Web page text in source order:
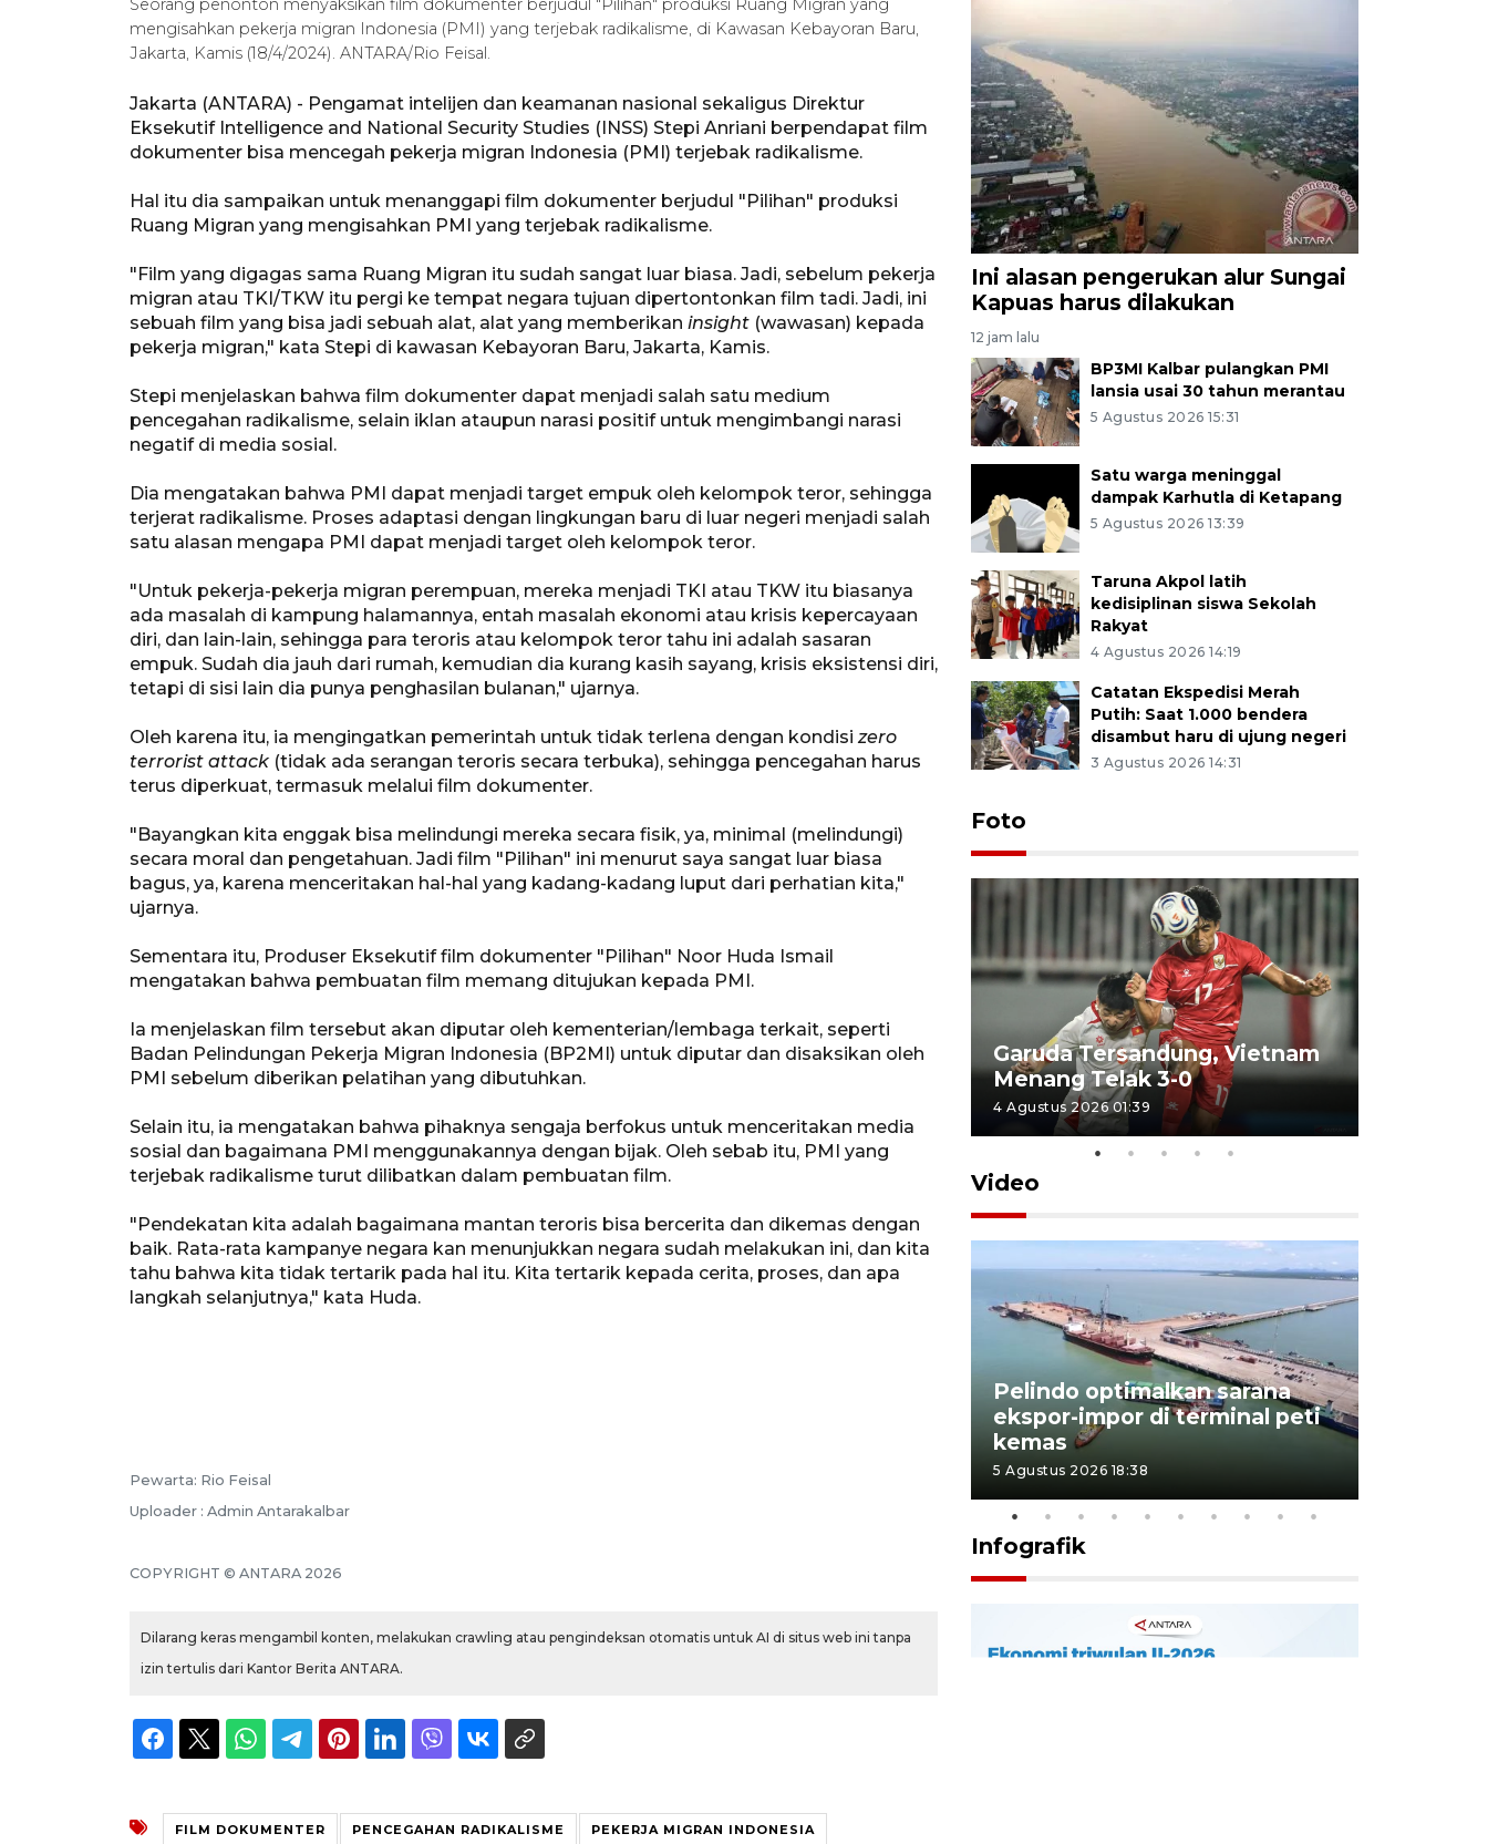
Seorang penonton menyaksikan film dokumenter berjudul "Pilihan" produksi Ruang Migran yang
mengisahkan pekerja migran Indonesia (PMI) yang terjebak radikalisme, di Kawasan Kebayoran Baru,
Jakarta, Kamis (18/4/2024). ANTARA/Rio Feisal.
Jakarta (ANTARA) - Pengamat intelijen dan keamanan nasional sekaligus Direktur
Eksekutif Intelligence and National Security Studies (INSS) Stepi Anriani berpendapat film
dokumenter bisa mencegah pekerja migran Indonesia (PMI) terjebak radikalisme.
Hal itu dia sampaikan untuk menanggapi film dokumenter berjudul "Pilihan" produksi
Ruang Migran yang mengisahkan PMI yang terjebak radikalisme.
"Film yang digagas sama Ruang Migran itu sudah sangat luar biasa. Jadi, sebelum pekerja
migran atau TKI/TKW itu pergi ke tempat negara tujuan dipertontonkan film tadi. Jadi, ini
sebuah film yang bisa jadi sebuah alat, alat yang memberikan insight (wawasan) kepada
pekerja migran," kata Stepi di kawasan Kebayoran Baru, Jakarta, Kamis.
Stepi menjelaskan bahwa film dokumenter dapat menjadi salah satu medium
pencegahan radikalisme, selain iklan ataupun narasi positif untuk mengimbangi narasi
negatif di media sosial.
Dia mengatakan bahwa PMI dapat menjadi target empuk oleh kelompok teror, sehingga
terjerat radikalisme. Proses adaptasi dengan lingkungan baru di luar negeri menjadi salah
satu alasan mengapa PMI dapat menjadi target oleh kelompok teror.
"Untuk pekerja-pekerja migran perempuan, mereka menjadi TKI atau TKW itu biasanya
ada masalah di kampung halamannya, entah masalah ekonomi atau krisis kepercayaan
diri, dan lain-lain, sehingga para teroris atau kelompok teror tahu ini adalah sasaran
empuk. Sudah dia jauh dari rumah, kemudian dia kurang kasih sayang, krisis eksistensi diri,
tetapi di sisi lain dia punya penghasilan bulanan," ujarnya.
Oleh karena itu, ia mengingatkan pemerintah untuk tidak terlena dengan kondisi zero
terrorist attack (tidak ada serangan teroris secara terbuka), sehingga pencegahan harus
terus diperkuat, termasuk melalui film dokumenter.
"Bayangkan kita enggak bisa melindungi mereka secara fisik, ya, minimal (melindungi)
secara moral dan pengetahuan. Jadi film "Pilihan" ini menurut saya sangat luar biasa
bagus, ya, karena menceritakan hal-hal yang kadang-kadang luput dari perhatian kita,"
ujarnya.
Sementara itu, Produser Eksekutif film dokumenter "Pilihan" Noor Huda Ismail
mengatakan bahwa pembuatan film memang ditujukan kepada PMI.
Ia menjelaskan film tersebut akan diputar oleh kementerian/lembaga terkait, seperti
Badan Pelindungan Pekerja Migran Indonesia (BP2MI) untuk diputar dan disaksikan oleh
PMI sebelum diberikan pelatihan yang dibutuhkan.
Selain itu, ia mengatakan bahwa pihaknya sengaja berfokus untuk menceritakan media
sosial dan bagaimana PMI menggunakannya dengan bijak. Oleh sebab itu, PMI yang
terjebak radikalisme turut dilibatkan dalam pembuatan film.
"Pendekatan kita adalah bagaimana mantan teroris bisa bercerita dan dikemas dengan
baik. Rata-rata kampanye negara kan menunjukkan negara sudah melakukan ini, dan kita
tahu bahwa kita tidak tertarik pada hal itu. Kita tertarik kepada cerita, proses, dan apa
langkah selanjutnya," kata Huda.
Pewarta: Rio Feisal
Uploader : Admin Antarakalbar
COPYRIGHT © ANTARA 2026
Dilarang keras mengambil konten, melakukan crawling atau pengindeksan otomatis untuk AI di situs web ini tanpa
izin tertulis dari Kantor Berita ANTARA.
FILM DOKUMENTER PENCEGAHAN RADIKALISME PEKERJA MIGRAN INDONESIA
Ini alasan pengerukan alur Sungai
Kapuas harus dilakukan
12 jam lalu
BP3MI Kalbar pulangkan PMI
lansia usai 30 tahun merantau
5 Agustus 2026 15:31
Satu warga meninggal
dampak Karhutla di Ketapang
5 Agustus 2026 13:39
Taruna Akpol latih
kedisiplinan siswa Sekolah
Rakyat
4 Agustus 2026 14:19
Catatan Ekspedisi Merah
Putih: Saat 1.000 bendera
disambut haru di ujung negeri
3 Agustus 2026 14:31
Foto
Karhutla Kalimantan Barat
Garuda Tersandung, Vietnam
Menang Telak 3-0
4 Agustus 2026 01:39
Video
Pelindo optimalkan sarana
ekspor-impor di terminal peti
kemas
5 Agustus 2026 18:38
Infografik